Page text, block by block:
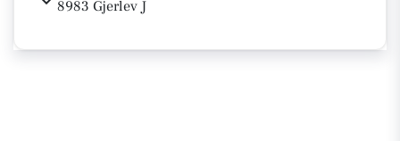
8983 Gjerlev J